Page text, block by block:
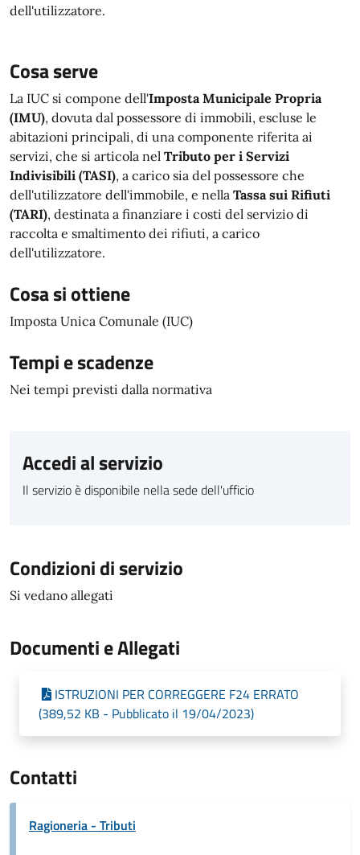
dell'utilizzatore.
Cosa serve
La IUC si compone dell'Imposta Municipale Propria
(IMU), dovuta dal possessore di immobili, escluse le
abitazioni principali, di una componente riferita ai
servizi, che si articola nel Tributo per i Servizi
Indivisibili (TASI), a carico sia del possessore che
dell'utilizzatore dell'immobile, e nella Tassa sui Rifiuti
(TARI), destinata a finanziare i costi del servizio di
raccolta e smaltimento dei rifiuti, a carico
dell'utilizzatore.
Cosa si ottiene
Imposta Unica Comunale (IUC)
Tempi e scadenze
Nei tempi previsti dalla normativa
Accedi al servizio
Il servizio è disponibile nella sede dell'ufficio
Condizioni di servizio
Si vedano allegati
Documenti e Allegati
ISTRUZIONI PER CORREGGERE F24 ERRATO
(389,52 KB - Pubblicato il 19/04/2023)
Contatti
Ragioneria - Tributi